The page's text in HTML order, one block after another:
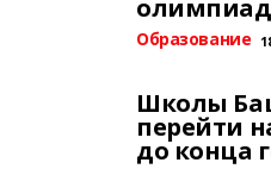
Образование
Школы
перейти
до конца